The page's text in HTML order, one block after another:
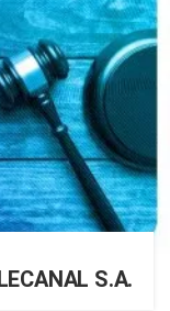
S.A.